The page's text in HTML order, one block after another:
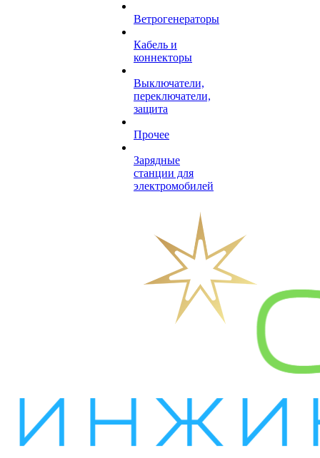
Ветрогенераторы
Кабель и
коннекторы
Выключатели,
переключатели,
защита
Прочее
Зарядные
станции для
электромобилей